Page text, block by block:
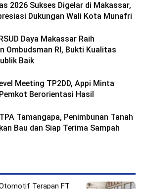
2026 Sukses Digelar di Makassar,
Dukungan Wali Kota Munafri
Daya Makassar Raih
Ombudsman RI, Bukti Kualitas
Baik
Meeting TP2DD, Appi Minta
Berorientasi Hasil
Tamangapa, Penimbunan Tanah
Bau dan Siap Terima Sampah
Terapan FT